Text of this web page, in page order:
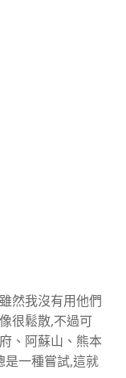
然我沒有用他們
很鬆散,不過可
、阿蘇山、熊本
是一種嘗試,這就